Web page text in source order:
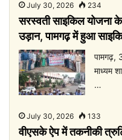
July 30, 2026 234
सरस्वती साइकिल योजना
उड़ान, पामगढ़ में हुआ
पामगढ़,
माध्यम
…
July 30, 2026 133
वीएसके ऐप में तकनीकी